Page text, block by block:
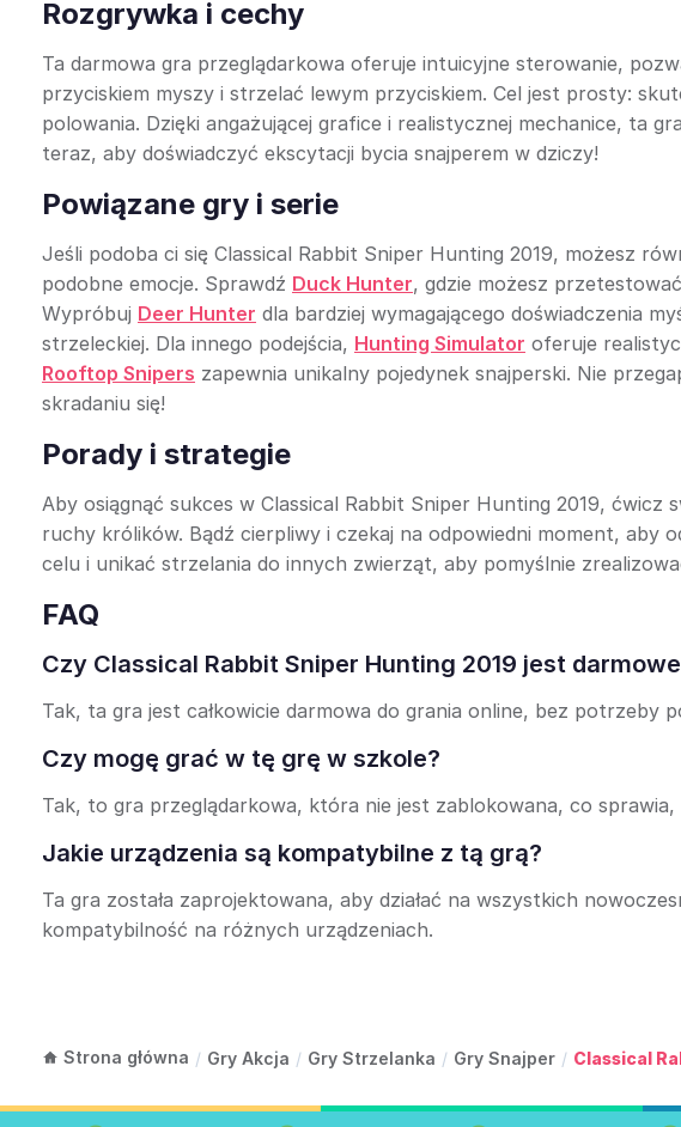
Rozgrywka i cechy
Ta darmowa gra przeglądarkowa oferuje intuicyjne sterowanie,
przyciskiem myszy i strzelać lewym przyciskiem. Cel jest prosty:
polowania. Dzięki angażującej grafice i realistycznej mechanice, ta
teraz, aby doświadczyć ekscytacji bycia snajperem w dziczy!
Powiązane gry i serie
Jeśli podoba ci się Classical Rabbit Sniper Hunting 2019, możesz
podobne emocje. Sprawdź Duck Hunter, gdzie możesz
Wypróbuj Deer Hunter dla bardziej wymagającego doświadczenia
strzeleckiej. Dla innego podejścia, Hunting Simulator oferuje
Rooftop Snipers zapewnia unikalny pojedynek snajperski. Nie
skradaniu się!
Porady i strategie
Aby osiągnąć sukces w Classical Rabbit Sniper Hunting 2019, ćwicz
ruchy królików. Bądź cierpliwy i czekaj na odpowiedni moment, aby
celu i unikać strzelania do innych zwierząt, aby pomyślnie
FAQ
Czy Classical Rabbit Sniper Hunting 2019 jest
Tak, ta gra jest całkowicie darmowa do grania online, bez potrzeby
Czy mogę grać w tę grę w szkole?
Tak, to gra przeglądarkowa, która nie jest zablokowana, co
Jakie urządzenia są kompatybilne z tą grą?
Ta gra została zaprojektowana, aby działać na wszystkich
kompatybilność na różnych urządzeniach.
Strona główna / Gry Akcja / Gry Strzelanka / Gry Snajper / Classical